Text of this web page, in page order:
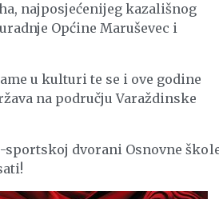
najposjećenijeg kazališnog
Općine Maruševec i
u kulturi te se i ove godine
na području Varaždinske
sportskoj dvorani Osnovne